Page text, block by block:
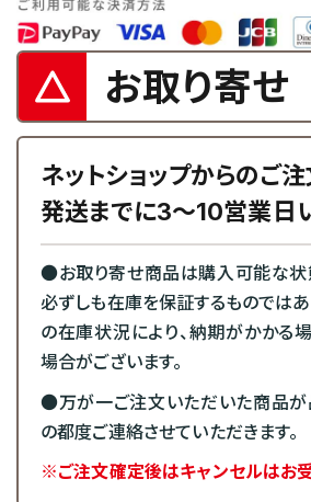
お取り寄せ
ネットショップからのご
発送までに3～10営業日
●お取り寄せ商品は購入可能な状
必ずしも在庫を保証するものではあ
の在庫状況により、納期がかかる
場合がございます。
●万が一ご注文いただいた商品
の都度ご連絡させていただきます。
※ご注文確定後はキャンセルはお受